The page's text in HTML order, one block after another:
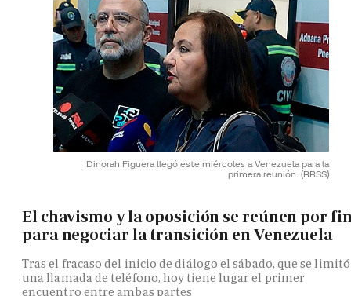
Dinorah Figuera llegó este miércoles a Venezuela para la
primera reunión. (RRSS)
El chavismo y la oposición se reúnen por
para negociar la transición en Venezuela
Tras el fracaso del inicio de diálogo el sábado, que se
una llamada de teléfono, hoy tiene lugar el primer
encuentro entre ambas partes